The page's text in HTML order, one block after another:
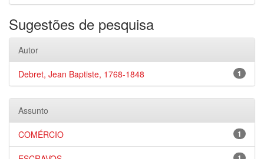
Sugestões de pesquisa
Autor
1
Debret, Jean Baptiste, 1768-1848
Assunto
1
COMÉRCIO